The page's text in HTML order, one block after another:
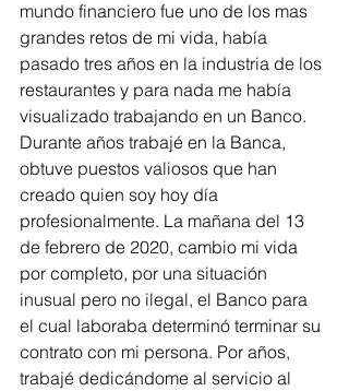
mundo financiero fue uno de los mas
grandes retos de mi vida, había
pasado tres años en la industria de los
restaurantes y para nada me había
visualizado trabajando en un Banco.
Durante años trabajé en la Banca,
obtuve puestos valiosos que han
creado quien soy hoy día
profesionalmente. La mañana del 13
de febrero de 2020, cambio mi vida
por completo, por una situación
inusual pero no ilegal, el Banco para
el cual laboraba determinó terminar su
contrato con mi persona. Por años,
trabajé dedicándome al servicio al